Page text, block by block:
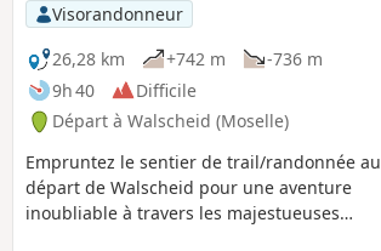
Visorandonneur
26,28 km
+742 m
-736 m
9h 40
Difficile
Départ à Walscheid (Moselle)
Empruntez le sentier de trail/randonnée au
départ de Walscheid pour une aventure
inoubliable à travers les majestueuses